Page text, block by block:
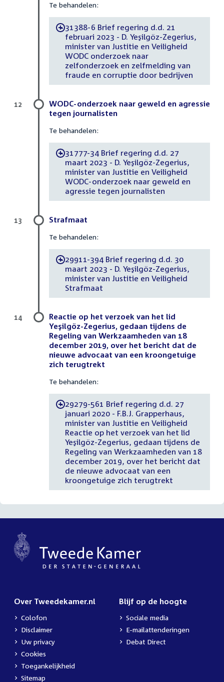
Te behandelen:
-31388-6 Brief regering d.d. 21
februari 2023 - D. Yeşilgöz-Zegerius,
minister van Justitie en Veiligheid
WODC onderzoek naar
zelfonderzoek en zelfmelding van
fraude en corruptie door bedrijven
WODC-onderzoek naar geweld en agressie
tegen journalisten
Te behandelen:
-31777-34 Brief regering d.d. 27
maart 2023 - D. Yeşilgöz-Zegerius,
minister van Justitie en Veiligheid
WODC-onderzoek naar geweld en
agressie tegen journalisten
12
Strafmaat
Te behandelen:
-29911-394 Brief regering d.d. 30
maart 2023 - D. Yeşilgöz-Zegerius,
minister van Justitie en Veiligheid
Strafmaat
13
Reactie op het verzoek van het lid
Yeşilgöz-Zegerius, gedaan tijdens de
Regeling van Werkzaamheden van 18
december 2019, over het bericht dat de
nieuwe advocaat van een kroongetuige
zich terugtrekt
Te behandelen:
-29279-561 Brief regering d.d. 27
januari 2020 - F.B.J. Grapperhaus,
minister van Justitie en Veiligheid
Reactie op het verzoek van het lid
Yeşilgöz-Zegerius, gedaan tijdens de
Regeling van Werkzaamheden van 18
december 2019, over het bericht dat
de nieuwe advocaat van een
kroongetuige zich terugtrekt
14
Over Tweedekamer.nl
Colofon
Disclaimer
Uw privacy
Cookies
Toegankelijkheid
Sitemap
Blijf op de hoogte
Sociale media
E-mailattenderingen
Debat Direct